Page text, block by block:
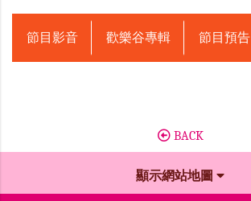
節目影音 歡樂谷專輯 節目預告
BACK
顯示網站地圖